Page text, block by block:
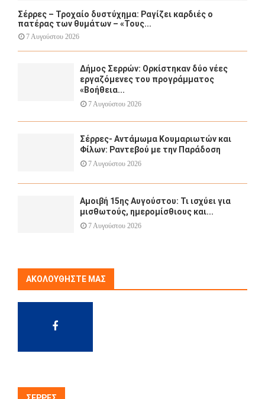
Σέρρες – Τροχαίο δυστύχημα: Ραγίζει καρδιές ο
πατέρας των θυμάτων – «Τους...
7 Αυγούστου 2026
Δήμος Σερρών: Ορκίστηκαν δύο νέες
εργαζόμενες του προγράμματος
«Βοήθεια...
7 Αυγούστου 2026
Σέρρες- Αντάμωμα Κουμαριωτών και
Φίλων: Ραντεβού με την Παράδοση
7 Αυγούστου 2026
Αμοιβή 15ης Αυγούστου: Τι ισχύει για
μισθωτούς, ημερομίσθιους και...
7 Αυγούστου 2026
ΑΚΟΛΟΥΘΉΣΤΕ ΜΑΣ